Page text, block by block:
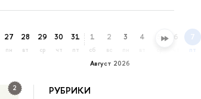
27
пн
28
вт
29
ср
30
чт
31
пт
Август 2026
1
сб
2
вс
3 4 5 6 7
пт
РУБРИКИ
2